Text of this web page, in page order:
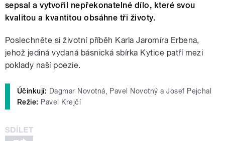
sepsal a vytvořil nepřekonatelné dílo, které svou
kvalitou a kvantitou obsáhne tři životy.
Poslechněte si životní příběh Karla Jaromíra Erbena,
jehož jediná vydaná básnická sbírka Kytice patří mezi
poklady naší poezie.
Účinkují: Dagmar Novotná, Pavel Novotný a Josef Pejchal
Režie: Pavel Krejčí